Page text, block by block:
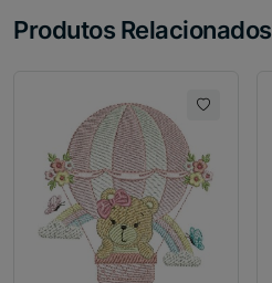
Produtos Relacionados